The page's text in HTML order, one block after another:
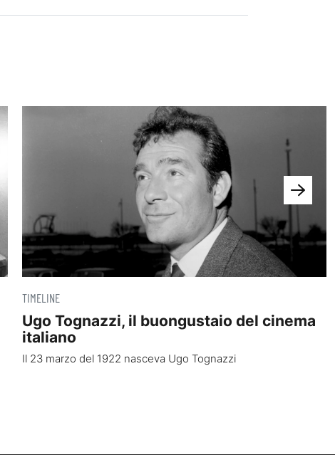
TIMELINE
Ugo Tognazzi, il buongustaio del cinema
italiano
Il 23 marzo del 1922 nasceva Ugo Tognazzi